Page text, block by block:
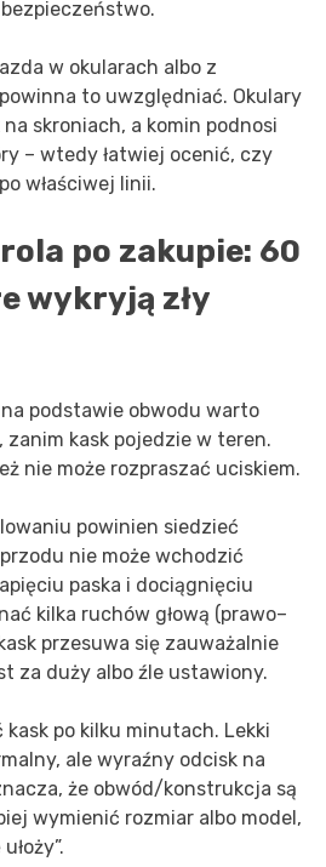
w okularach albo z
to uwzględniać. Okulary
skroniach, a komin podnosi
– wtedy łatwiej ocenić, czy
właściwej linii.
po zakupie: 60
wykryją zły
podstawie obwodu warto
kask pojedzie w teren.
nie może rozpraszać uciskiem.
powinien siedzieć
nie może wchodzić
paska i dociągnięciu
kilka ruchów głową (prawo–
przesuwa się zauważalnie
za duży albo źle ustawiony.
po kilku minutach. Lekki
ale wyraźny odcisk na
że obwód/konstrukcja są
wymienić rozmiar albo model,